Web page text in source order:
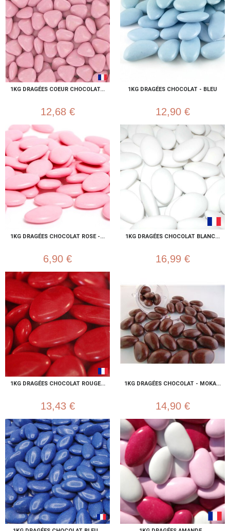
1KG DRAGÉES COEUR CHOCOLAT...
12,68 €
1KG DRAGÉES CHOCOLAT - BLEU
12,90 €
1KG DRAGÉES CHOCOLAT ROSE -...
6,90 €
1KG DRAGÉES CHOCOLAT BLANC...
16,99 €
1KG DRAGÉES CHOCOLAT ROUGE...
13,43 €
1KG DRAGÉES CHOCOLAT - MOKA...
14,90 €